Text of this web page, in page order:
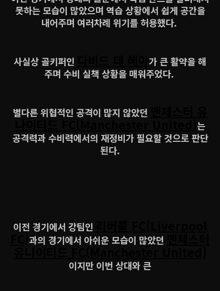
못하는 모습이 많았으며 역습 상황에서 쉽게 공간을
내어주며 여러차례 위기를 허용했다.
사실상 골키퍼인
가 큰 활약을 해
주며 수비 실책 상황을 매워주었다.
별다른 위협적인 공격이 많지 않았던
는
공격력과 수비력에서의 재정비가 필요할 것으로 판단
된다.
이전 경기에서 강팀인
과의 경기에서 아쉬운 모습이 많았던
이지만 이번 상대와 큰